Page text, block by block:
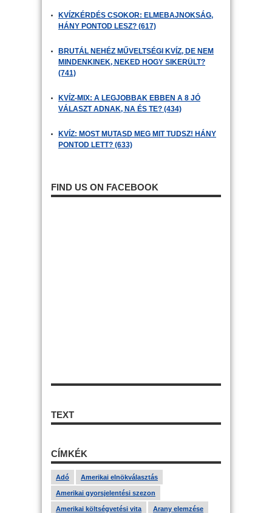
KVÍZKÉRDÉS CSOKOR: ELMEBAJNOKSÁG,
HÁNY PONTOD LESZ? (617)
BRUTÁL NEHÉZ MŰVELTSÉGI KVÍZ, DE NEM
MINDENKINEK, NEKED HOGY SIKERÜLT?
(741)
KVÍZ-MIX: A LEGJOBBAK EBBEN A 8 JÓ
VÁLASZT ADNAK, NA ÉS TE? (434)
KVÍZ: MOST MUTASD MEG MIT TUDSZ! HÁNY
PONTOD LETT? (633)
FIND US ON FACEBOOK
TEXT
CÍMKÉK
Adó Amerikai elnökválasztás
Amerikai gyorsjelentési szezon
Amerikai költségvetési vita Arany elemzése